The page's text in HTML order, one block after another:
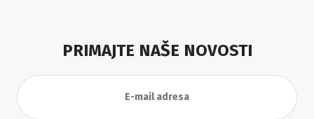
PRIMAJTE NAŠE NOVOSTI